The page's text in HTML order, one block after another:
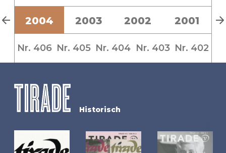
2004 2003 2002 2001
Nr. 406 Nr. 405 Nr. 404 Nr. 403 Nr. 402
Historisch